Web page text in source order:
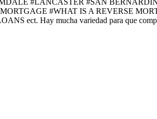
#WHAT IS A REVERSE
ect. Hay mucha variedad para que